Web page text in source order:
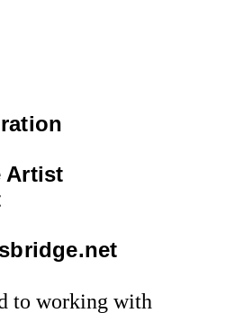
Artist
to working with